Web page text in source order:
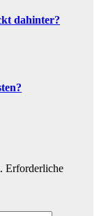
dahinter?
Erforderliche